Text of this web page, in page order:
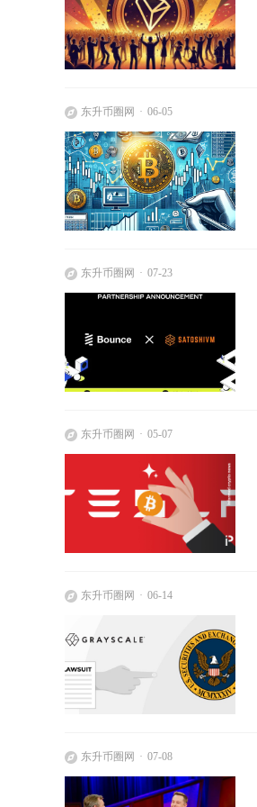
东升币圈网 06-05
东升币圈网 07-23
东升币圈网 05-07
东升币圈网 06-14
东升币圈网 07-08